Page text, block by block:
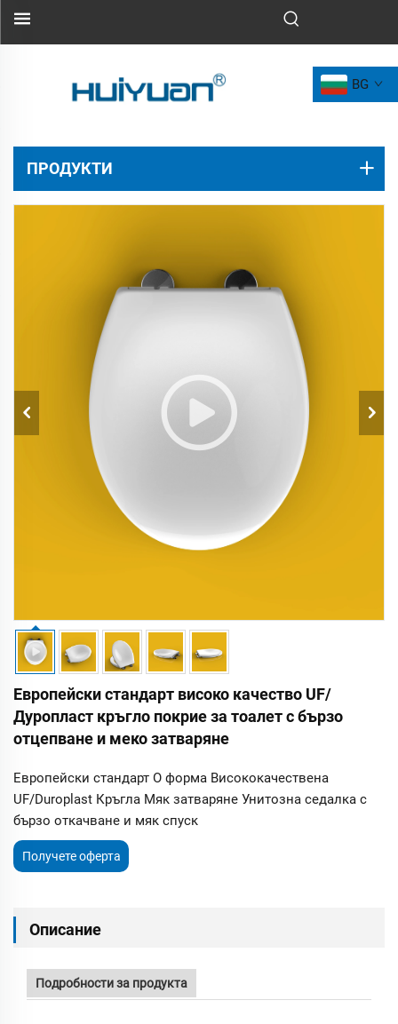
BG
ПРОДУКТИ
Европейски стандарт високо качество UF/
Дуропласт кръгло покрие за тоалет с бързо
отцепване и меко затваряне
Европейски стандарт O форма Висококачествена
UF/Duroplast Кръгла Мяк затваряне Унитозна седалка с
бързо откачване и мяк спуск
Получете оферта
Описание
Подробности за продукта